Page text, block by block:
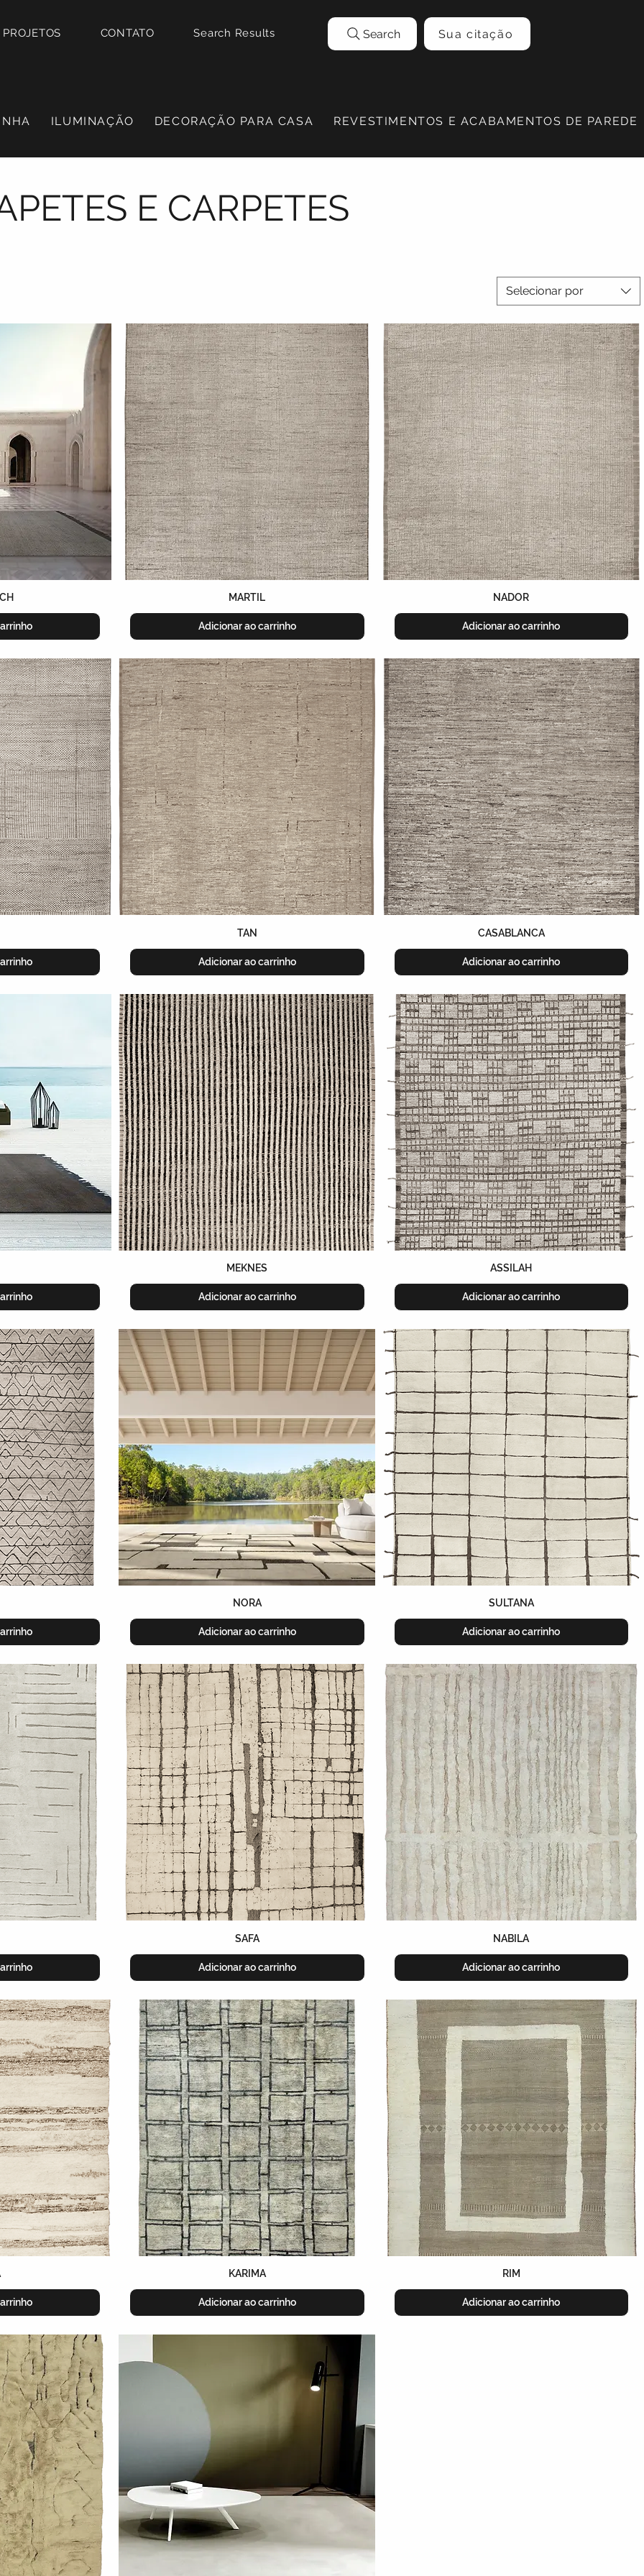
PROJETOS CONTATO Search Results Search Sua citação
ILUMINAÇÃO DECORAÇÃO PARA CASA REVESTIMENTOS E ACABAMENTOS DE PAREDE
E CARPETES
Selecionar por
MARTIL
Adicionar ao carrinho
NADOR
Adicionar ao carrinho
TAN
Adicionar ao carrinho
CASABLANCA
Adicionar ao carrinho
MEKNES
Adicionar ao carrinho
ASSILAH
Adicionar ao carrinho
NORA
Adicionar ao carrinho
SULTANA
Adicionar ao carrinho
SAFA
Adicionar ao carrinho
NABILA
Adicionar ao carrinho
KARIMA
Adicionar ao carrinho
RIM
Adicionar ao carrinho